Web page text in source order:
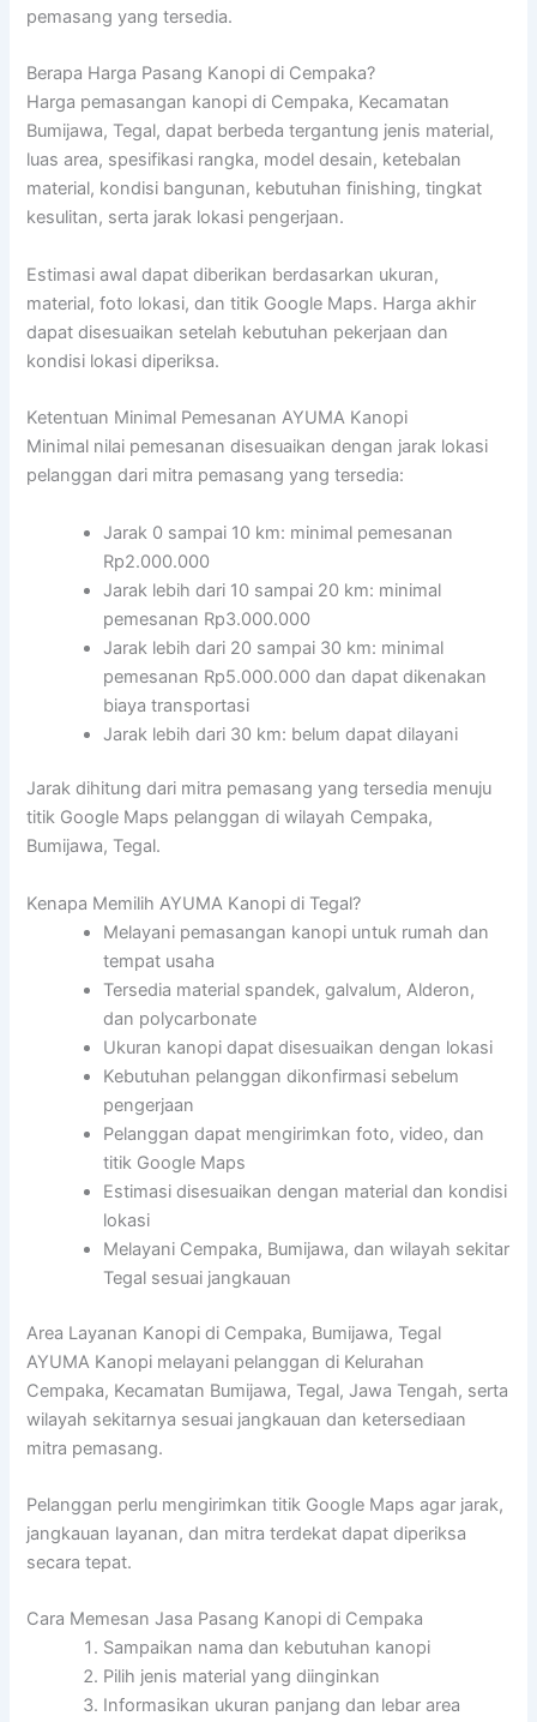
pemasang yang tersedia.
Berapa Harga Pasang Kanopi di Cempaka?
Harga pemasangan kanopi di Cempaka, Kecamatan
Bumijawa, Tegal, dapat berbeda tergantung jenis material,
luas area, spesifikasi rangka, model desain, ketebalan
material, kondisi bangunan, kebutuhan finishing, tingkat
kesulitan, serta jarak lokasi pengerjaan.
Estimasi awal dapat diberikan berdasarkan ukuran,
material, foto lokasi, dan titik Google Maps. Harga akhir
dapat disesuaikan setelah kebutuhan pekerjaan dan
kondisi lokasi diperiksa.
Ketentuan Minimal Pemesanan AYUMA Kanopi
Minimal nilai pemesanan disesuaikan dengan jarak lokasi
pelanggan dari mitra pemasang yang tersedia:
Jarak 0 sampai 10 km: minimal pemesanan
Rp2.000.000
Jarak lebih dari 10 sampai 20 km: minimal
pemesanan Rp3.000.000
Jarak lebih dari 20 sampai 30 km: minimal
pemesanan Rp5.000.000 dan dapat dikenakan
biaya transportasi
Jarak lebih dari 30 km: belum dapat dilayani
Jarak dihitung dari mitra pemasang yang tersedia menuju
titik Google Maps pelanggan di wilayah Cempaka,
Bumijawa, Tegal.
Kenapa Memilih AYUMA Kanopi di Tegal?
Melayani pemasangan kanopi untuk rumah dan
tempat usaha
Tersedia material spandek, galvalum, Alderon,
dan polycarbonate
Ukuran kanopi dapat disesuaikan dengan lokasi
Kebutuhan pelanggan dikonfirmasi sebelum
pengerjaan
Pelanggan dapat mengirimkan foto, video, dan
titik Google Maps
Estimasi disesuaikan dengan material dan kondisi
lokasi
Melayani Cempaka, Bumijawa, dan wilayah sekitar
Tegal sesuai jangkauan
Area Layanan Kanopi di Cempaka, Bumijawa, Tegal
AYUMA Kanopi melayani pelanggan di Kelurahan
Cempaka, Kecamatan Bumijawa, Tegal, Jawa Tengah, serta
wilayah sekitarnya sesuai jangkauan dan ketersediaan
mitra pemasang.
Pelanggan perlu mengirimkan titik Google Maps agar jarak,
jangkauan layanan, dan mitra terdekat dapat diperiksa
secara tepat.
Cara Memesan Jasa Pasang Kanopi di Cempaka
Sampaikan nama dan kebutuhan kanopi
Pilih jenis material yang diinginkan
Informasikan ukuran panjang dan lebar area